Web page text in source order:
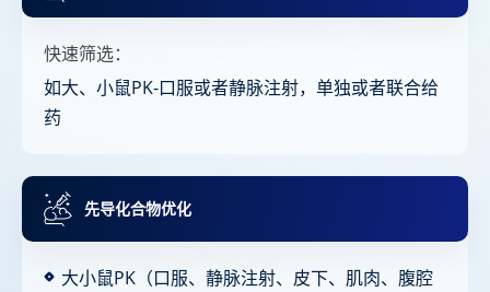
快速筛选：
如大、小鼠PK-口服或者静脉注射，单独或者联合给
药
先导化合物优化
大小鼠PK（口服、静脉注射、皮下、肌肉、腹腔